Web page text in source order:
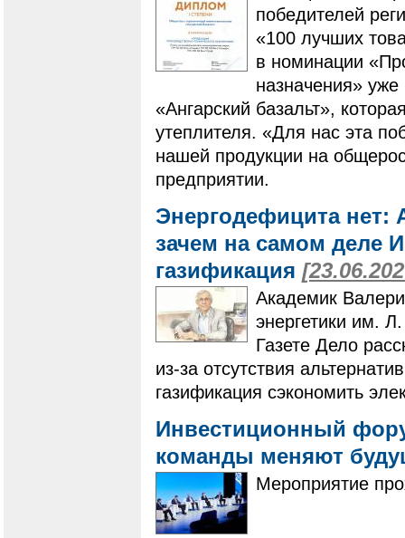
победителей
«100 лучших
в номинации
назначения»
«Ангарский базальт»,
утеплителя. «Для нас эта
нашей продукции на
предприятии.
Энергодефицита нет:
зачем на самом деле
газификация
Академик
энергетики им.
Газете Дело
из-за отсутствия
газификация сэкономить
Инвестиционный
команды меняют
Мероприятие